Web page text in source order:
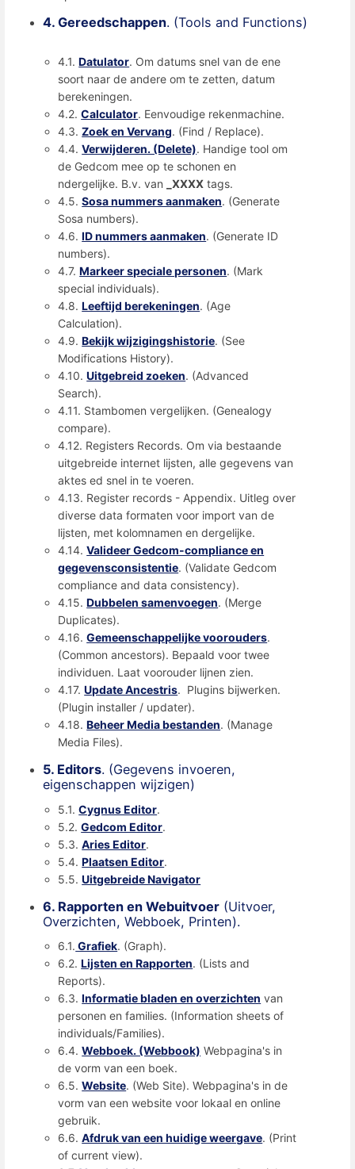
4. Gereedschappen. (Tools and Functions)
4.1.Datulator. Om datums snel van de ene
soort naar de andere om te zetten, datum
berekeningen.
4.2.Calculator. Eenvoudige rekenmachine.
4.3.Zoek en Vervang. (Find / Replace).
4.4.Verwijderen. (Delete). Handige tool om
de Gedcom mee op te schonen en
ndergelijke. B.v. van
_XXXX tags.
4.5.Sosa nummers aanmaken. (Generate
Sosa numbers).
4.6.ID nummers aanmaken. (Generate ID
numbers).
4.7.Markeer speciale personen. (Mark
special individuals).
4.8.Leeftijd berekeningen. (Age
Calculation).
4.9.Bekijk wijzigingshistorie. (See
Modifications History).
4.10.Uitgebreid zoeken. (Advanced
Search).
4.11. Stambomen vergelijken. (Genealogy
compare).
4.12. Registers Records. Om via bestaande
uitgebreide internet lijsten, alle gegevens van
aktes ed snel in te voeren.
4.13. Register records - Appendix. Uitleg over
diverse data formaten voor import van de
lijsten, met kolomnamen en dergelijke.
4.14.Valideer Gedcom-compliance en
gegevensconsistentie. (Validate Gedcom
compliance and data consistency).
4.15.Dubbelen samenvoegen. (Merge
Duplicates).
4.16.Gemeenschappelijke voorouders.
(Common ancestors). Bepaald voor twee
individuen. Laat voorouder lijnen zien.
4.17.Update Ancestris. Plugins bijwerken.
(Plugin installer / updater).
4.18.Beheer Media bestanden. (Manage
Media Files).
5. Editors. (Gegevens invoeren,
eigenschappen wijzigen)
5.1.Cygnus Editor.
5.2.Gedcom Editor.
5.3.Aries Editor.
5.4.Plaatsen Editor.
5.5.Uitgebreide Navigator
6. Rapporten en Webuitvoer (Uitvoer,
Overzichten, Webboek, Printen).
6.1. Grafiek. (Graph).
6.2.Lijsten en Rapporten. (Lists and
Reports).
6.3.Informatie bladen en overzichten van
personen en families. (Information sheets of
individuals/Families).
6.4.Webboek. (Webbook) Webpagina's in
de vorm van een boek.
6.5.Website. (Web Site). Webpagina's in de
vorm van een website voor lokaal en online
gebruik.
6.6.Afdruk van een huidige weergave. (Print
of current view).